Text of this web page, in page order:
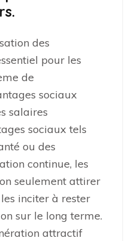
des
pour les
de
sociaux
salaires
sociaux tels
ou des
continue, les
seulement attirer
inciter à rester
sur le long terme.
attractif